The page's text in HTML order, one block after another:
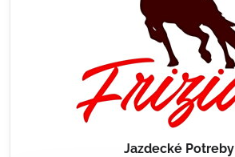
Jazdecké Potreby